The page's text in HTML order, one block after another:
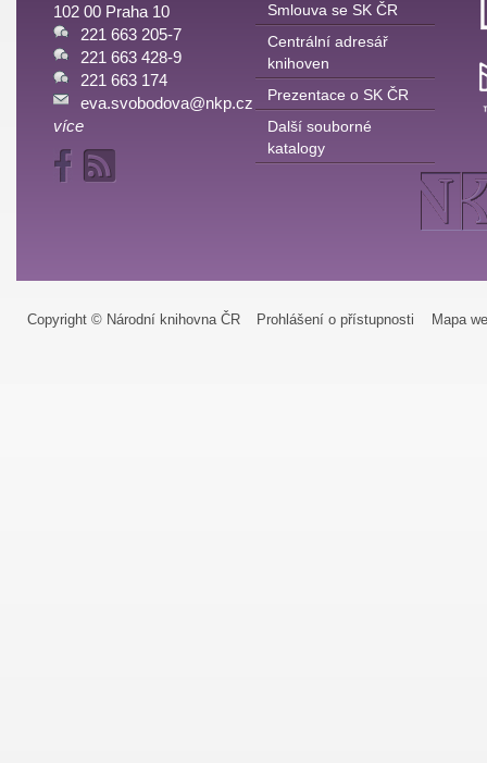
102 00 Praha 10
221 663 205-7
221 663 428-9
221 663 174
eva.svobodova@nkp.cz
více
Smlouva se SK ČR
Centrální adresář
knihoven
Prezentace o SK ČR
Další souborné
katalogy
Copyright © Národní knihovna ČR Prohlášení o přístupnosti Mapa